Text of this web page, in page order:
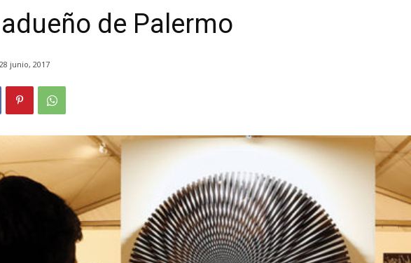
de Palermo
28 junio, 2017